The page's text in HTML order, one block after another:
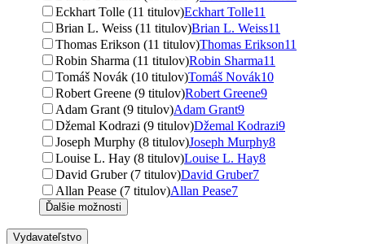
Eckhart Tolle (11 titulov)Eckhart Tolle11
Brian L. Weiss (11 titulov)Brian L. Weiss11
Thomas Erikson (11 titulov)Thomas Erikson11
Robin Sharma (11 titulov)Robin Sharma11
Tomáš Novák (10 titulov)Tomáš Novák10
Robert Greene (9 titulov)Robert Greene9
Adam Grant (9 titulov)Adam Grant9
Džemal Kodrazi (9 titulov)Džemal Kodrazi9
Joseph Murphy (8 titulov)Joseph Murphy8
Louise L. Hay (8 titulov)Louise L. Hay8
David Gruber (7 titulov)David Gruber7
Allan Pease (7 titulov)Allan Pease7
Ďalšie možnosti
Vydavateľstvo